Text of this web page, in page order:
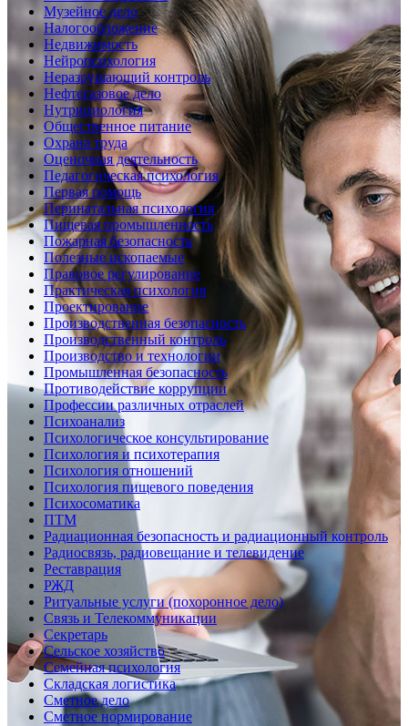
Музейное дело
Налогообложение
Недвижимость
Нейропсихология
Неразрушающий контроль
Нефтегазовое дело
Нутрициология
Общественное питание
Охрана труда
Оценочная деятельность
Педагогическая психология
Первая помощь
Перинатальная психология
Пищевая промышленность
Пожарная безопасность
Полезные ископаемые
Правовое регулирование
Практическая психология
Проектирование
Производственная безопасность
Производственный контроль
Производство и технологии
Промышленная безопасность
Противодействие коррупции
Профессии различных отраслей
Психоанализ
Психологическое консультирование
Психология и психотерапия
Психология отношений
Психология пищевого поведения
Психосоматика
ПТМ
Радиационная безопасность и радиационный контроль
Радиосвязь, радиовещание и телевидение
Реставрация
РЖД
Ритуальные услуги (похоронное дело)
Связь и Телекоммуникации
Секретарь
Сельское хозяйство
Семейная психология
Складская логистика
Сметное дело
Сметное нормирование